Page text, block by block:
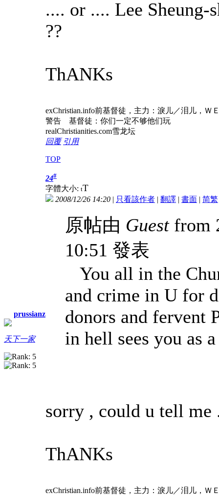
.... or .... Lee Sheung-
??
ThANKs
exChristian.info前基督徒，主力：淚儿／泪儿，
警告 基督徒：你们一定不够他们玩
realChristianities.com雪龙坛
回覆 引用
TOP
prussianz
天下一家
24#
字體大小: tT
2008/12/26 14:20 | 只看該作者 | 翻譯 | 書面 | 简繁
原帖由 Guestfrom
10:51 發表
You all in the
and crime in U for
donors and fervent
in hell sees you as
sorry , could u tell me
ThANKs
exChristian.info前基督徒，主力：淚儿／泪儿，